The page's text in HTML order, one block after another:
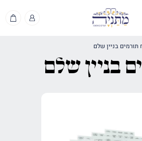
תורמים בניין שלם
בניין שלם